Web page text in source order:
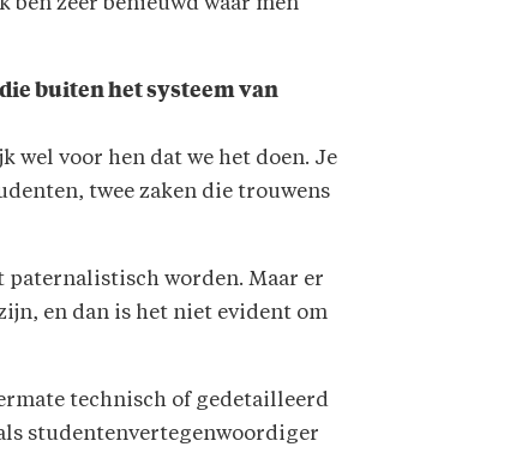
ben zeer benieuwd waar men
buiten het systeem van
voor hen dat we het doen. Je
twee zaken die trouwens
paternalistisch worden. Maar er
en dan is het niet evident om
technisch of gedetailleerd
studentenvertegenwoordiger